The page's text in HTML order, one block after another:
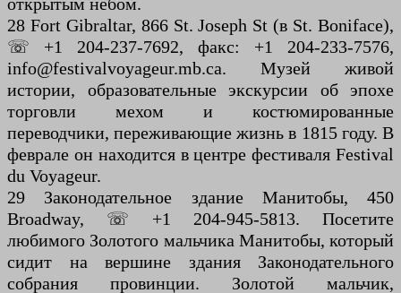
28 Fort Gibraltar, 866 St. Joseph St (в St. Boniface),
☏ +1 204-237-7692, факс: +1 204-233-7576,
info@festivalvoyageur.mb.ca. Музей живой
истории, образовательные экскурсии об эпохе
торговли мехом и костюмированные
переводчики, переживающие жизнь в 1815 году. В
феврале он находится в центре фестиваля Festival
du Voyageur.
29 Законодательное здание Манитобы, 450
Broadway, ☏ +1 204-945-5813. Посетите
любимого Золотого мальчика Манитобы, который
сидит на вершине здания Законодательного
собрания провинции. Золотой мальчик,